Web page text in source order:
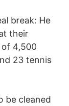
break: He
their
of 4,500
23 tennis
be cleaned